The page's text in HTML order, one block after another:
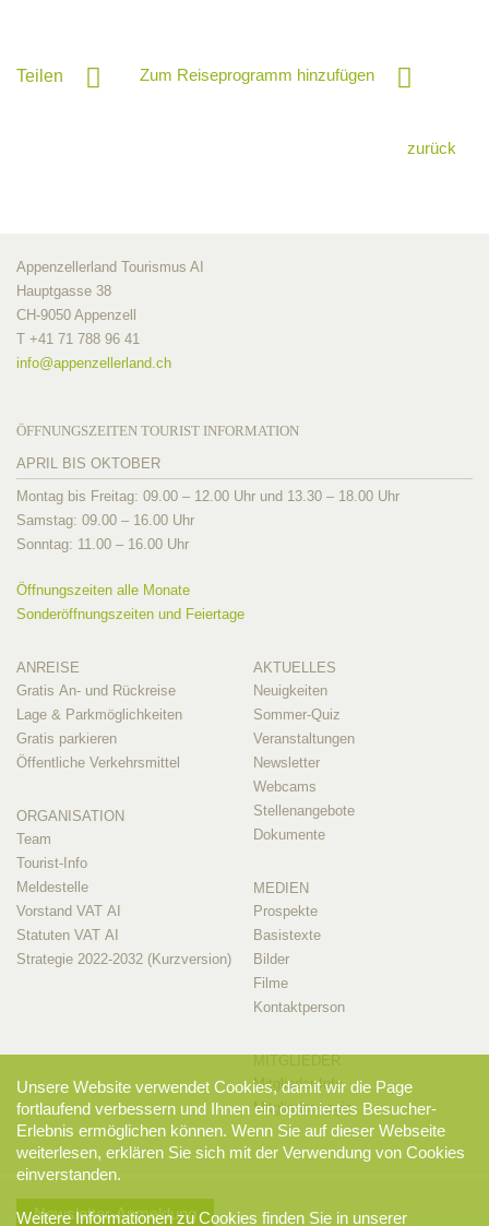
Teilen Zum Reiseprogramm hinzufügen
zurück
Appenzellerland Tourismus AI
Hauptgasse 38
CH-9050 Appenzell
T +41 71 788 96 41
info@appenzellerland.ch
ÖFFNUNGSZEITEN TOURIST INFORMATION
APRIL BIS OKTOBER
Montag bis Freitag: 09.00 – 12.00 Uhr und 13.30 – 18.00 Uhr
Samstag: 09.00 – 16.00 Uhr
Sonntag: 11.00 – 16.00 Uhr
Öffnungszeiten alle Monate
Sonderöffnungszeiten und Feiertage
ANREISE
Gratis An- und Rückreise
Lage & Parkmöglichkeiten
Gratis parkieren
Öffentliche Verkehrsmittel
ORGANISATION
Team
Tourist-Info
Meldestelle
Vorstand VAT AI
Statuten VAT AI
Strategie 2022-2032 (Kurzversion)
AKTUELLES
Neuigkeiten
Sommer-Quiz
Veranstaltungen
Newsletter
Webcams
Stellenangebote
Dokumente
MEDIEN
Prospekte
Basistexte
Bilder
Filme
Kontaktperson
Mitglieder-Info
Mitglieder-Login
Newsletter-Anmeldung
Unsere Website verwendet Cookies, damit wir die Page
fortlaufend verbessern und Ihnen ein optimiertes Besucher-
Erlebnis ermöglichen können. Wenn Sie auf dieser Webseite
weiterlesen, erklären Sie sich mit der Verwendung von Cookies
einverstanden.
Weitere Informationen zu Cookies finden Sie in unserer